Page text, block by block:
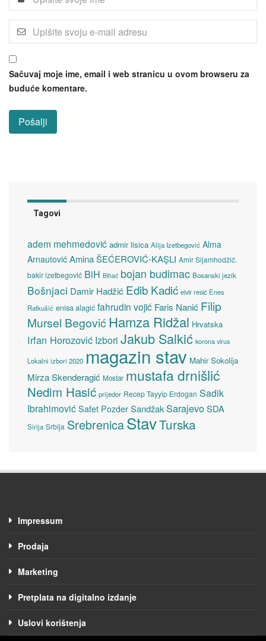
Sačuvaj moje ime, email i web stranicu u ovom browseru za
buduće komentare.
Tagovi
adem mehmedović admir lisica Alija Izetbegović Alma
Arnautović Amina ŠEĆEROVIĆ-KAŞLI Amir Sijamhodžić.
bakir izetbegović BiH Bihać bojan budimac Bosanski jezik
Bošnjaci Damir Hadžić Edib Kadić elvir resić Enes
Ratkušić enisa alagić fahrudin vojić Faris Nanić Filip
Mursel Begović Hamza Ridžal Hrvatska
Irfan Horozović Izbori Jakub Salkić korona virus
Lokalni izbori 2020 magazin stav Mahir Sokolija
Mirza Skenderagić Mostar mustafa drnišlić
Nedim Hasić prijedor Recep Tayyip Erdogan Sadik
Ibrahimović Safet Pozder SandžakSarajevoSDA
Sirija Srbija SrebrenicaStavTurska
Impressum
Prodaja
Marketing
Pretplata na digitalno izdanje
Uslovi korištenja